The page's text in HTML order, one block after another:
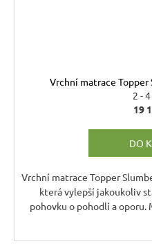
Vrchní matrace
2 -
19
DO
Vrchní matrace Topper
která vylepší jakoukoliv
pohovku o pohodlí a oporu.